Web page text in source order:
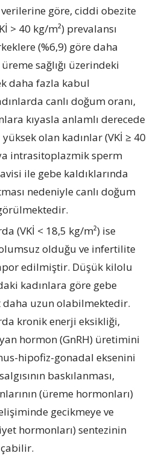
verilerine göre, ciddi obezite
> 40 kg/m²) prevalansı
(%6,9) göre daha
sağlığı üzerindeki
daha fazla kabul
canlı doğum oranı,
kıyasla anlamlı derecede
olan kadınlar (VKİ ≥ 40
intrasitoplazmik sperm
ile gebe kaldıklarında
nedeniyle canlı doğum
(VKİ < 18,5 kg/m²) ise
olduğu ve infertilite
edilmiştir. Düşük kilolu
kadınlara göre gebe
uzun olabilmektedir.
kronik enerji eksikliği,
hormon (GnRH) üretimini
hipofiz-gonadal eksenini
baskılanması,
(üreme hormonları)
gecikmeye ve
hormonları) sentezinin